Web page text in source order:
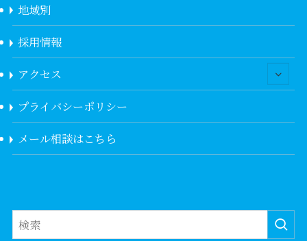
地域別
採用情報
アクセス
プライバシーポリシー
メール相談はこちら